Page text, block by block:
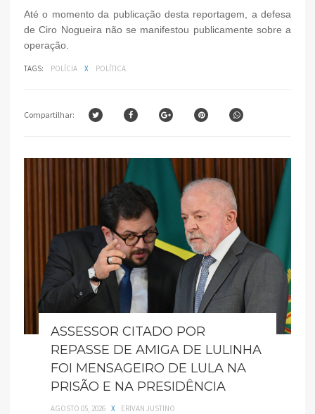
Até o momento da publicação desta reportagem, a defesa
de Ciro Nogueira não se manifestou publicamente sobre a
operação.
TAGS: POLÍCIA X POLÍTICA
Compartilhar:
ASSESSOR CITADO POR
REPASSE DE AMIGA DE LULINHA
FOI MENSAGEIRO DE LULA NA
PRISÃO E NA PRESIDÊNCIA
AGOSTO 05, 2026 X ERIVAN JUSTINO